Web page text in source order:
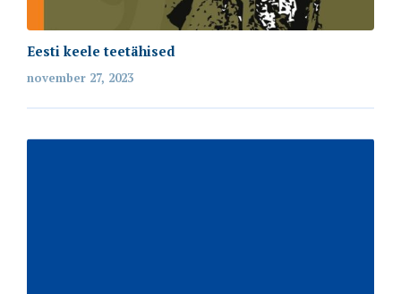
Eesti keele teetähised
november 27, 2023